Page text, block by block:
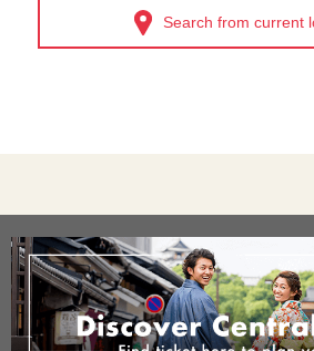
Search from current